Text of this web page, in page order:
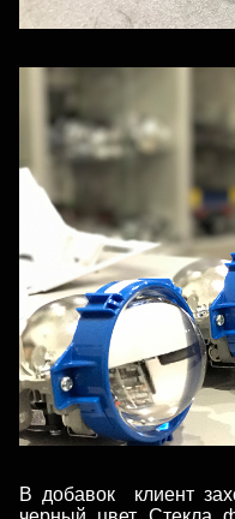
В добавок клиент